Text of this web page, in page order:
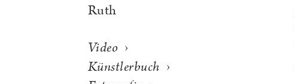
Ruth
Video ›
Künstlerbuch ›